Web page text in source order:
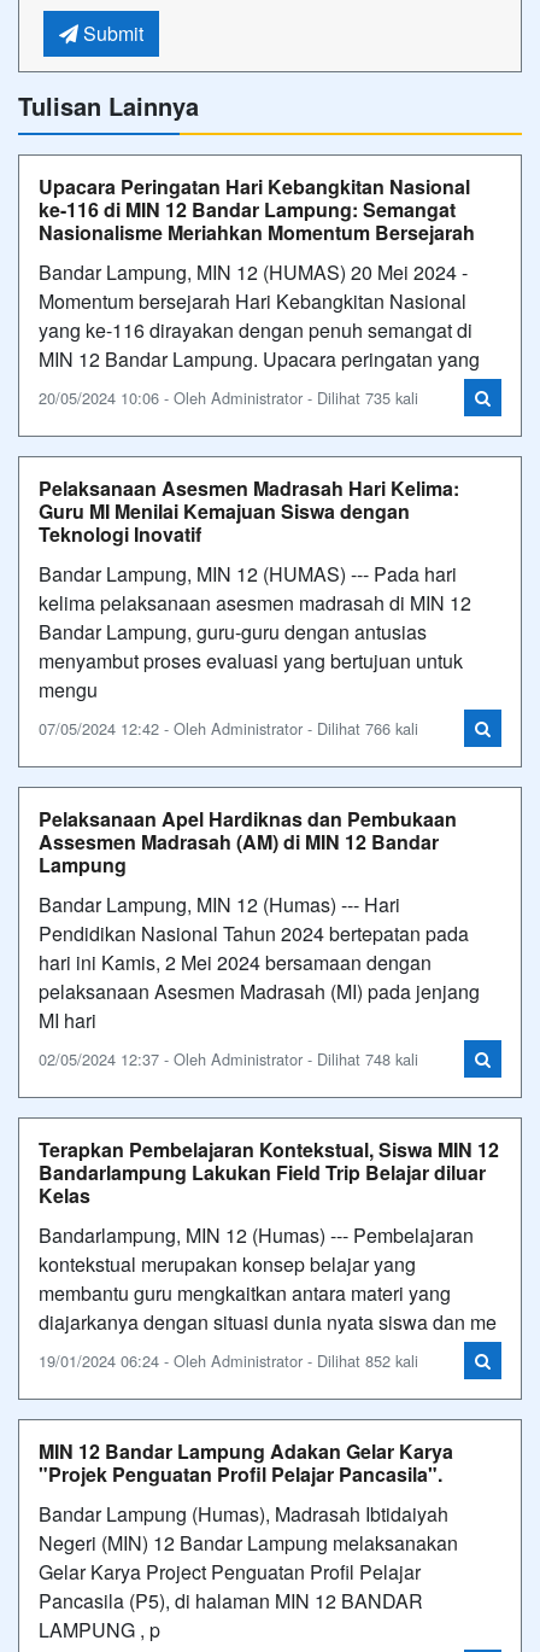
Submit
Tulisan Lainnya
Upacara Peringatan Hari Kebangkitan Nasional
ke-116 di MIN 12 Bandar Lampung: Semangat
Nasionalisme Meriahkan Momentum Bersejarah
Bandar Lampung, MIN 12 (HUMAS) 20 Mei 2024 -
Momentum bersejarah Hari Kebangkitan Nasional
yang ke-116 dirayakan dengan penuh semangat di
MIN 12 Bandar Lampung. Upacara peringatan yang
20/05/2024 10:06 - Oleh Administrator - Dilihat 735 kali
Pelaksanaan Asesmen Madrasah Hari Kelima:
Guru MI Menilai Kemajuan Siswa dengan
Teknologi Inovatif
Bandar Lampung, MIN 12 (HUMAS) --- Pada hari
kelima pelaksanaan asesmen madrasah di MIN 12
Bandar Lampung, guru-guru dengan antusias
menyambut proses evaluasi yang bertujuan untuk
mengu
07/05/2024 12:42 - Oleh Administrator - Dilihat 766 kali
Pelaksanaan Apel Hardiknas dan Pembukaan
Assesmen Madrasah (AM) di MIN 12 Bandar
Lampung
Bandar Lampung, MIN 12 (Humas) --- Hari
Pendidikan Nasional Tahun 2024 bertepatan pada
hari ini Kamis, 2 Mei 2024 bersamaan dengan
pelaksanaan Asesmen Madrasah (MI) pada jenjang
MI hari
02/05/2024 12:37 - Oleh Administrator - Dilihat 748 kali
Terapkan Pembelajaran Kontekstual, Siswa MIN 12
Bandarlampung Lakukan Field Trip Belajar diluar
Kelas
Bandarlampung, MIN 12 (Humas) --- Pembelajaran
kontekstual merupakan konsep belajar yang
membantu guru mengkaitkan antara materi yang
diajarkanya dengan situasi dunia nyata siswa dan me
19/01/2024 06:24 - Oleh Administrator - Dilihat 852 kali
MIN 12 Bandar Lampung Adakan Gelar Karya
"Projek Penguatan Profil Pelajar Pancasila".
Bandar Lampung (Humas), Madrasah Ibtidaiyah
Negeri (MIN) 12 Bandar Lampung melaksanakan
Gelar Karya Project Penguatan Profil Pelajar
Pancasila (P5), di halaman MIN 12 BANDAR
LAMPUNG , p